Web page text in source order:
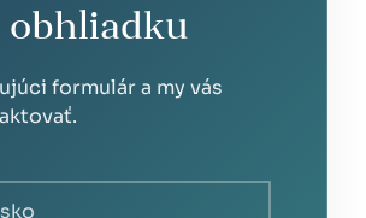
obhliadku
formulár a my vás